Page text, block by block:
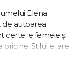
Elena
de autoarea
certe: e femeie şi
oricine. Stilul ei are
o întreagă